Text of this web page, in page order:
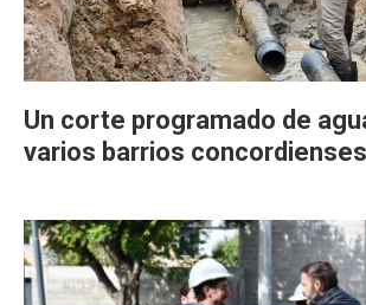
Un corte programado de
varios barrios concordienses